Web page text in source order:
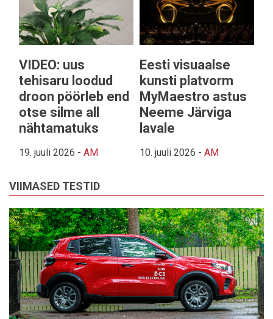
VIDEO: uus
tehisaru loodud
droon pöörleb end
otse silme all
nähtamatuks
19. juuli 2026 - AM
Eesti visuaalse
kunsti platvorm
MyMaestro astus
Neeme Järviga
lavale
10. juuli 2026 - AM
VIIMASED TESTID